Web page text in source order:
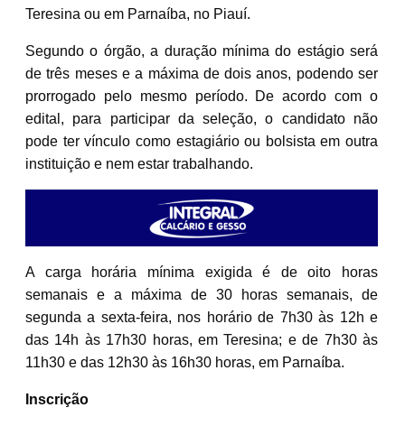
Teresina ou em Parnaíba, no Piauí.
Segundo o órgão, a duração mínima do estágio será
de três meses e a máxima de dois anos, podendo ser
prorrogado pelo mesmo período. De acordo com o
edital, para participar da seleção, o candidato não
pode ter vínculo como estagiário ou bolsista em outra
instituição e nem estar trabalhando.
A carga horária mínima exigida é de oito horas
semanais e a máxima de 30 horas semanais, de
segunda a sexta-feira, nos horário de 7h30 às 12h e
das 14h às 17h30 horas, em Teresina; e de 7h30 às
11h30 e das 12h30 às 16h30 horas, em Parnaíba.
Inscrição